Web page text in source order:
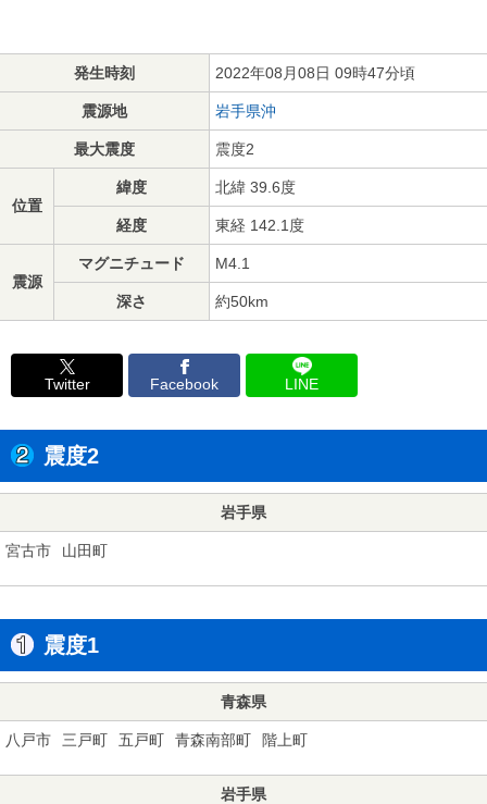
発生時刻 2022年08月08日 09時47分頃
震源地 岩手県沖
最大震度 震度2
位置
緯度 北緯 39.6度
経度 東経 142.1度
震源
マグニチュード M4.1
深さ 約50km
Twitter Facebook LINE
震度2
岩手県
宮古市 山田町
震度1
青森県
八戸市 三戸町 五戸町 青森南部町 階上町
岩手県